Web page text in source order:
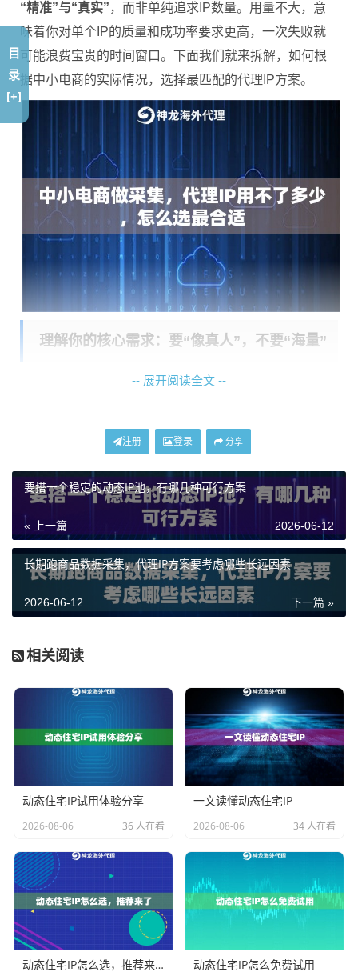
“精准”与“真实”，而非单纯追求IP数量。用量不大，意
味着你对单个IP的质量和成功率要求更高，一次失败就
可能浪费宝贵的时间窗口。下面我们就来拆解，如何根
据中小电商的实际情况，选择最匹配的代理IP方案。
理解你的核心需求：要“像真人”，不要“海量”
中小电商的数据采集，通常有几个特点：目标网站明确
请求数不高，但对访问的稳定性和成功率非常敏感。你
的核心需求不是用成千上万个IP去“轰炸”，而是用少数
量极高、环境极其可信
的IP，模拟出真实当地消费者的
浏览行为，持续、稳定地拿到数据。
选择的关键指标应该是：IP的住宅属性、目标国家的覆
盖精准度、连接的成功率以及会话控制的灵活性。一个
来自当地真实家庭宽带、可以稳定连接一段时间（比如
完成一次完整的商品列表爬取）的IP，其价值远高于一
针对“用量不大”但“要求不低”的中小电商场景，我们可以
将神龙海外动态IP的几类服务进行针对性对比。请注
意，所有服务均需实名认证，且仅适用于大陆以外网络
环境。
套
类
型
核心特点
适合的中小电
动
态
住
宅I
P
覆盖美、日、
英、韩等主流
市场；IP为真
人住宅属性；
会话时长可在
日常采集亚马
逊、eBay、
乐天等特定国
家平台的价格
与库存信息；
如果你的业务长
期集中在几个热
选择。通过设置
-- 展开阅读全文 --
注册 登录 分享
要搭一个稳定的动态IP池，有哪几种可行方案
« 上一篇 2026-06-12
长期跑商品数据采集，代理IP方案要考虑哪些长远因素
下一篇 »
2026-06-12
相关阅读
动态住宅IP试用体验分享
2026-08-06 36 人在看
一文读懂动态住宅IP
2026-08-06 34 人在看
动态住宅IP怎么选，推荐来了 动态住宅IP怎么免费试用
目
录
[+]